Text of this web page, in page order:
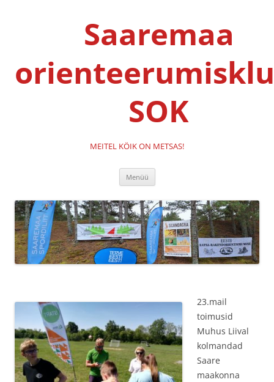
Saaremaa
SOK
MEITEL KÖIK ON METSAS!
Menüü
23.mail
toimusid
Muhus Liival
kolmandad
Saare
maakonna